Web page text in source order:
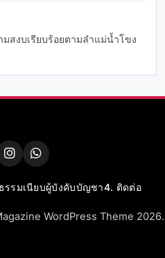
มสงบเรียบร้อยตามลำแม่น้ำโขง
รรมเนียบผู้บังคับบัญชา4. ติดต่อ
WordPress Theme 2026.